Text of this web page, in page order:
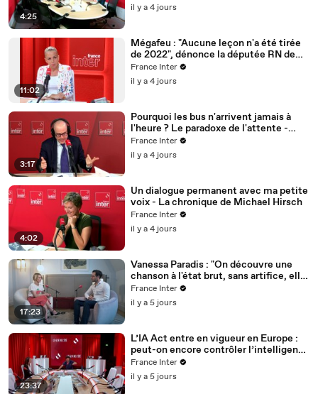
4:25
il y a 4 jours
11:02
Mégafeu : "Aucune leçon n'a été tirée
de 2022", dénonce la députée RN de
Gironde, Edwige Diaz
France Inter
il y a 4 jours
3:17
Pourquoi les bus n'arrivent jamais à
l'heure ? Le paradoxe de l'attente -
Fabrizio Bucella
France Inter
il y a 4 jours
4:02
Un dialogue permanent avec ma petite
voix - La chronique de Michael Hirsch
France Inter
il y a 4 jours
17:23
Vanessa Paradis : "On découvre une
chanson à l'état brut, sans artifice, elle
est un peu fragile"
France Inter
il y a 5 jours
23:37
L’IA Act entre en vigueur en Europe :
peut-on encore contrôler l’intelligence
artificielle ?
France Inter
il y a 5 jours